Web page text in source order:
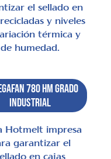
el sellado en
y niveles
térmica y
de humedad.
780 HM Grado
Industrial
Hotmelt impresa
garantizar el